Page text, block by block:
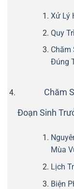
Xử Lý
Quy
Chăm
Đúng
Chăm
Đoạn Sinh
Mùa
Lịch
Biện